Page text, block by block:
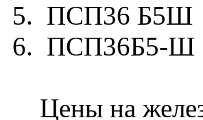
5. ПСП36 Б5Ш
6. ПСП36Б5-Ш
Цены на